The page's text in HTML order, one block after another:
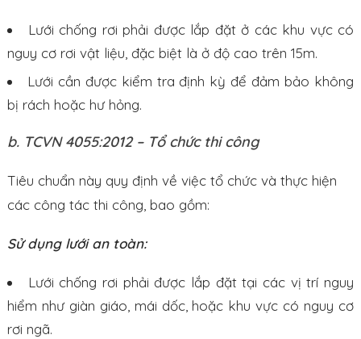
Lưới chống rơi phải được lắp đặt ở các khu vực có
nguy cơ rơi vật liệu, đặc biệt là ở độ cao trên 15m.
Lưới cần được kiểm tra định kỳ để đảm bảo không
bị rách hoặc hư hỏng.
b. TCVN 4055:2012 – Tổ chức thi công
Tiêu chuẩn này quy định về việc tổ chức và thực hiện
các công tác thi công, bao gồm:
Sử dụng lưới an toàn:
Lưới chống rơi phải được lắp đặt tại các vị trí nguy
hiểm như giàn giáo, mái dốc, hoặc khu vực có nguy cơ
rơi ngã.